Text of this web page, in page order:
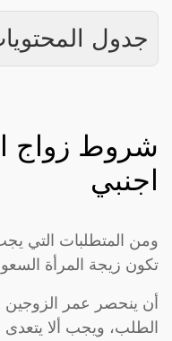
جدول
شروط زواج
اجنبي
ومن المتطلبات التي
تكون زيجة المرأة